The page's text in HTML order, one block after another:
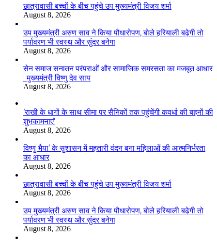
छात्रावासी बच्चों के बीच पहुंचे उप मुख्यमंत्री विजय शर्मा
August 8, 2026
उप मुख्यमंत्री अरुण साव ने किया पौधारोपण, बोले हरियाली बढ़ेगी तो
पर्यावरण भी स्वस्थ और सुंदर बनेगा
August 8, 2026
सेन समाज सनातन परंपराओं और सामाजिक समरसता का मजबूत आधार
: मुख्यमंत्री विष्णु देव साय
August 8, 2026
’राखी के धागों के साथ सीमा पर सैनिकों तक पहुंचेंगी कवर्धा की बहनों की
शुभकामनाएं’
August 8, 2026
विष्णु भैया’ के सुशासन में महतारी वंदन बना महिलाओं की आत्मनिर्भरता
का आधार
August 8, 2026
छात्रावासी बच्चों के बीच पहुंचे उप मुख्यमंत्री विजय शर्मा
August 8, 2026
उप मुख्यमंत्री अरुण साव ने किया पौधारोपण, बोले हरियाली बढ़ेगी तो
पर्यावरण भी स्वस्थ और सुंदर बनेगा
August 8, 2026